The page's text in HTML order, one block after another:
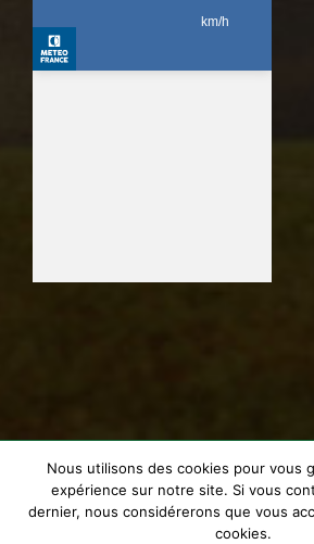
© Golf de La Domangère | Tous Droits
Légales| Réalisation web par
Nous utilisons des cookies pour vous
expérience sur notre site. Si vous
dernier, nous considérerons que vous
cookies.